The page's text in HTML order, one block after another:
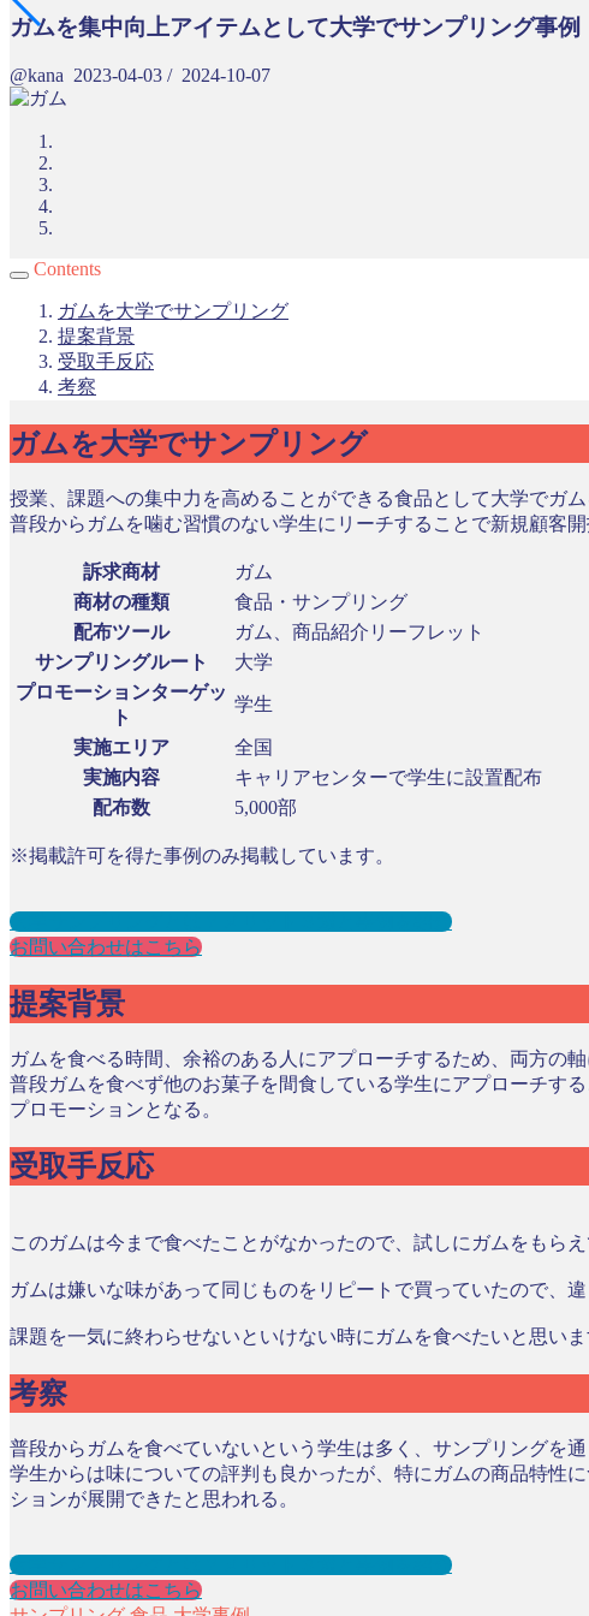
ガムを集中向上アイテムとして大学でサンプリング事例
@kana 2023-04-03 / 2024-10-07
Contents
ガムを大学でサンプリング
提案背景
受取手反応
考察
ガムを大学でサンプリング
授業、課題への集中力を高めることができる食品として大学でガム
普段からガムを噛む習慣のない学生にリーチすることで新規顧客
訴求商材
ガム
商材の種類
食品・サンプリング
配布ツール
ガム、商品紹介リーフレット
サンプリングルート
大学
プロモーションターゲッ
ト
学生
実施エリア
全国
実施内容
キャリアセンターで学生に設置配布
配布数
5,000部
※掲載許可を得た事例のみ掲載しています。
大学サンプリングとは？メリット３選と事例を紹介
お問い合わせはこちら
提案背景
ガムを食べる時間、余裕のある人にアプローチするため、両方の
普段ガムを食べず他のお菓子を間食している学生にアプローチす
プロモーションとなる。
受取手反応
このガムは今まで食べたことがなかったので、試しにガムをもらえ
ガムは嫌いな味があって同じものをリピートで買っていたので、違
課題を一気に終わらせないといけない時にガムを食べたいと思いま
考察
普段からガムを食べていないという学生は多く、サンプリングを通
学生からは味についての評判も良かったが、特にガムの商品特性
ションが展開できたと思われる。
大学サンプリングとは？メリット３選と事例を紹介
お問い合わせはこちら